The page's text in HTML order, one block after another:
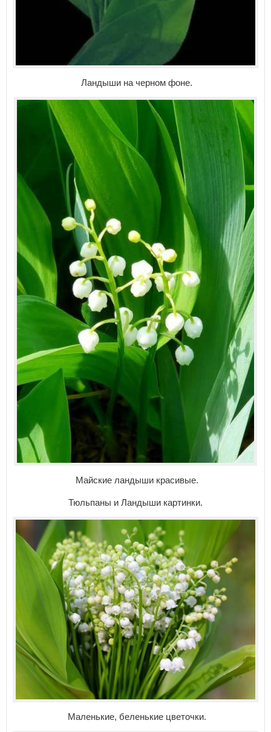
Ландыши на черном фоне.
Майские ландыши красивые.
Тюльпаны и Ландыши картинки.
Маленькие, беленькие цветочки.